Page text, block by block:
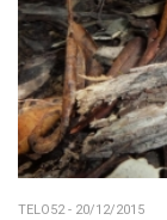
TELO52 - 20/12/2015